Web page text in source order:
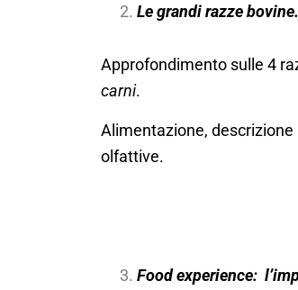
Le grandi razze bovine.
Approfondimento sulle 4
carni.
Alimentazione,
olfattive.
Food experience: